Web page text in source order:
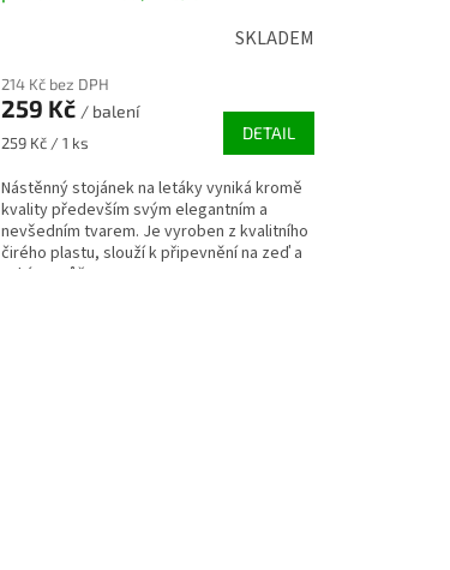
SKLADEM
214 Kč bez DPH
259 Kč / balení
Měrná
259 Kč / 1 ks DETAIL
Nástěnný stojánek na letáky vyniká kromě
kvality především svým elegantním a
nevšedním tvarem. Je vyroben z kvalitního
čirého plastu, slouží k připevnění na zeď a
vybírat můžete...